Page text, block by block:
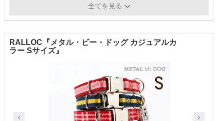
表材：牛本革、裏材：人工皮革
全てを見る
RALLOC『メタル・ビー・ドッグ カジュアルカ
ラー Sサイズ』